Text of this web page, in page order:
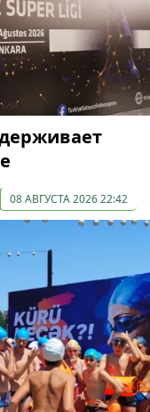
08 АВГУСТА 2026 22:42